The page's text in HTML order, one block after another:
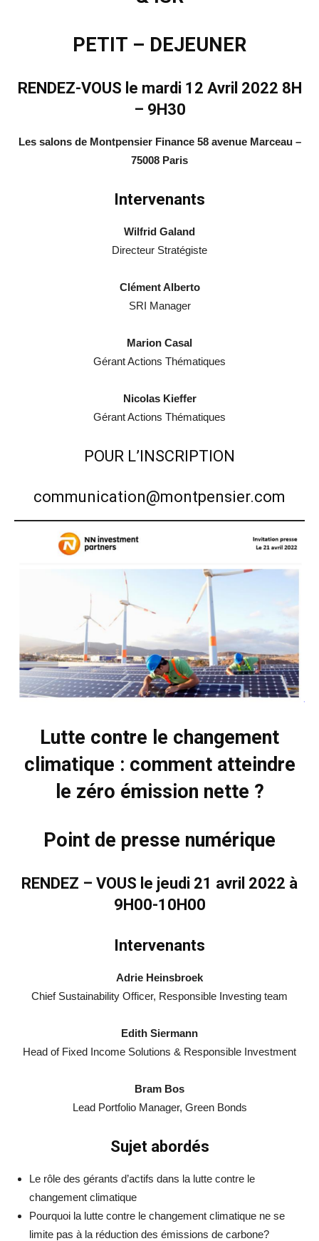
PETIT – DEJEUNER
RENDEZ-VOUS le mardi 12 Avril 2022 8H
– 9H30
Les salons de Montpensier Finance 58 avenue Marceau –
75008 Paris
Intervenants
Wilfrid Galand
Directeur Stratégiste
Clément Alberto
SRI Manager
Marion Casal
Gérant Actions Thématiques
Nicolas Kieffer
Gérant Actions Thématiques
POUR L’INSCRIPTION
communication@montpensier.com
Lutte contre le changement
climatique : comment atteindre
le zéro émission nette ?
Point de presse numérique
RENDEZ – VOUS le jeudi 21 avril 2022 à
9H00-10H00
Intervenants
Adrie Heinsbroek
Chief Sustainability Officer, Responsible Investing team
Edith Siermann
Head of Fixed Income Solutions & Responsible Investment
Bram Bos
Lead Portfolio Manager, Green Bonds
Sujet abordés
Le rôle des gérants d’actifs dans la lutte contre le
changement climatique
Pourquoi la lutte contre le changement climatique ne se
limite pas à la réduction des émissions de carbone?